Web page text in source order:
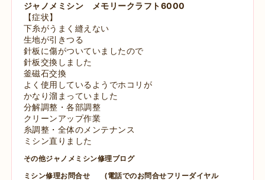
ジャノメミシン メモリークラフト6000
【症状】
下糸がうまく縫えない
生地が引きつる
針板に傷がついていましたので
針板交換しました
釜磁石交換
よく使用しているようでホコリが
かなり溜まっていました
分解調整・各部調整
クリーンアップ作業
糸調整・全体のメンテナンス
ミシン直りました
その他ジャノメミシン修理ブログ
ミシン修理お問合せ
(電話でのお問合せフリーダイヤル